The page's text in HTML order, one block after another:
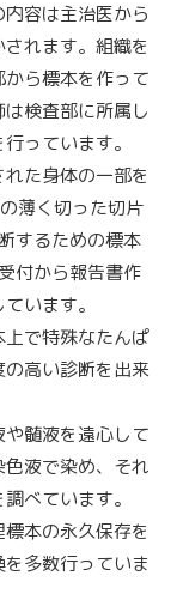
容は主治医から
れます。組織を
ら標本を作って
検査部に所属し
っています。
た身体の一部を
薄く切った切片
するための標本
付から報告書作
います。
で特殊なたんぱ
高い診断を出来
髄液を遠心して
液で染め、それ
べています。
本の永久保存を
多数行っていま